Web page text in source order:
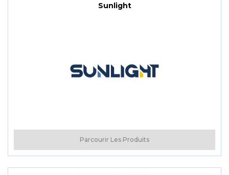
Sunlight
Parcourir Les Produits